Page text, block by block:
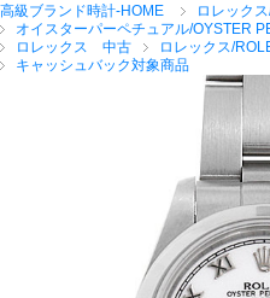
ブラン
全てのブランドを見
ロレ
高級ブランド時計-HOME
ロレック
オイスターパーペチュアル/OYSTER
ロレックス 中古
ロレックス/
キャッシュバック対象商品